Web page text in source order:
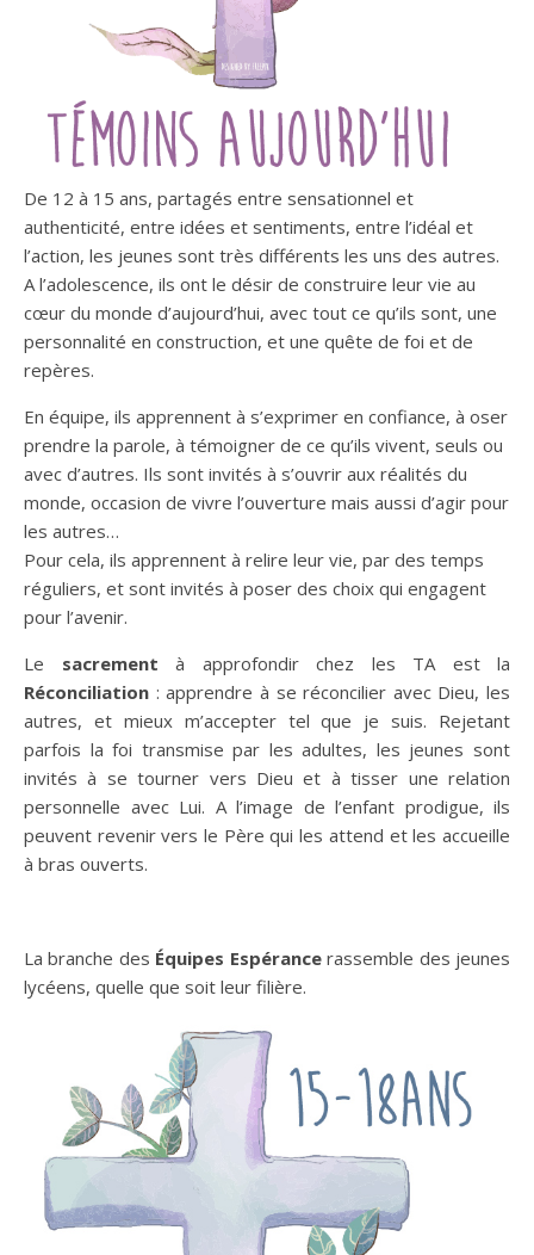
De 12 à 15 ans, partagés entre sensationnel et
authenticité, entre idées et sentiments, entre l’idéal et
l’action, les jeunes sont très différents les uns des autres.
A l’adolescence, ils ont le désir de construire leur vie au
cœur du monde d’aujourd’hui, avec tout ce qu’ils sont, une
personnalité en construction, et une quête de foi et de
repères.
En équipe, ils apprennent à s’exprimer en confiance, à oser
prendre la parole, à témoigner de ce qu’ils vivent, seuls ou
avec d’autres. Ils sont invités à s’ouvrir aux réalités du
monde, occasion de vivre l’ouverture mais aussi d’agir pour
les autres…
Pour cela, ils apprennent à relire leur vie, par des temps
réguliers, et sont invités à poser des choix qui engagent
pour l’avenir.
Le sacrement à approfondir chez les TA est la
Réconciliation : apprendre à se réconcilier avec Dieu, les
autres, et mieux m’accepter tel que je suis. Rejetant
parfois la foi transmise par les adultes, les jeunes sont
invités à se tourner vers Dieu et à tisser une relation
personnelle avec Lui. A l’image de l’enfant prodigue, ils
peuvent revenir vers le Père qui les attend et les accueille
à bras ouverts.
La branche des Équipes Espérancerassemble des jeunes
lycéens, quelle que soit leur filière.